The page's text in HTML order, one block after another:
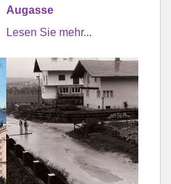
Augasse
Lesen Sie mehr...